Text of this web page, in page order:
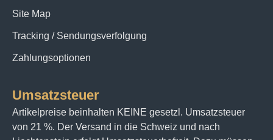
Site Map
Tracking / Sendungsverfolgung
Zahlungsoptionen
Umsatzsteuer
Artikelpreise beinhalten KEINE gesetzl. Umsatzsteuer
von 21 %. Der Versand in die Schweiz und nach